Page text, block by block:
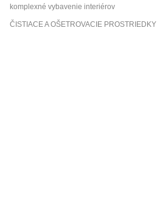
komplexné vybavenie interiérov
ČISTIACE A OŠETROVACIE PROSTRIEDKY